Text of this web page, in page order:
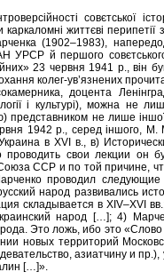
совєтської
каркаломні життєві
(1902–1983),
АН УРСР й першого
23 червня 1941 р., він
колег-ув’язнених
доцента
і культурі), можна не
представником не лише
1942 р., серед іншого,
в ХVI в., в)
проводить свои лекции он
ССР и по той причине,
проводил следующие
народ развивались
складывается в ХIV–ХVI
народ […]; 4)
Это ложь, ибо это
новых территорий
азиатчину и
[…]».